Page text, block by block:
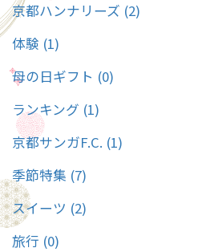
京都ハンナリーズ (2)
体験 (1)
母の日ギフト (0)
ランキング (1)
京都サンガF.C. (1)
季節特集 (7)
スイーツ (2)
旅行 (0)